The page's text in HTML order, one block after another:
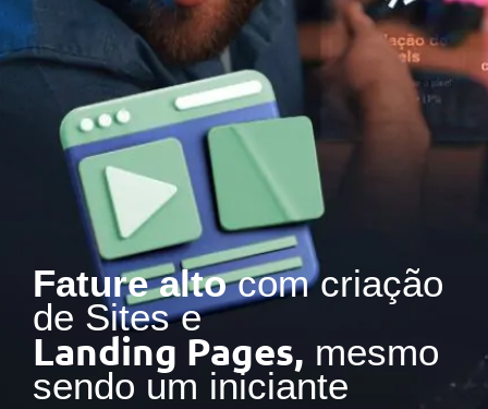
Fature altocom criação
de Sites e
Landing Pages, mesmo
sendo um iniciante